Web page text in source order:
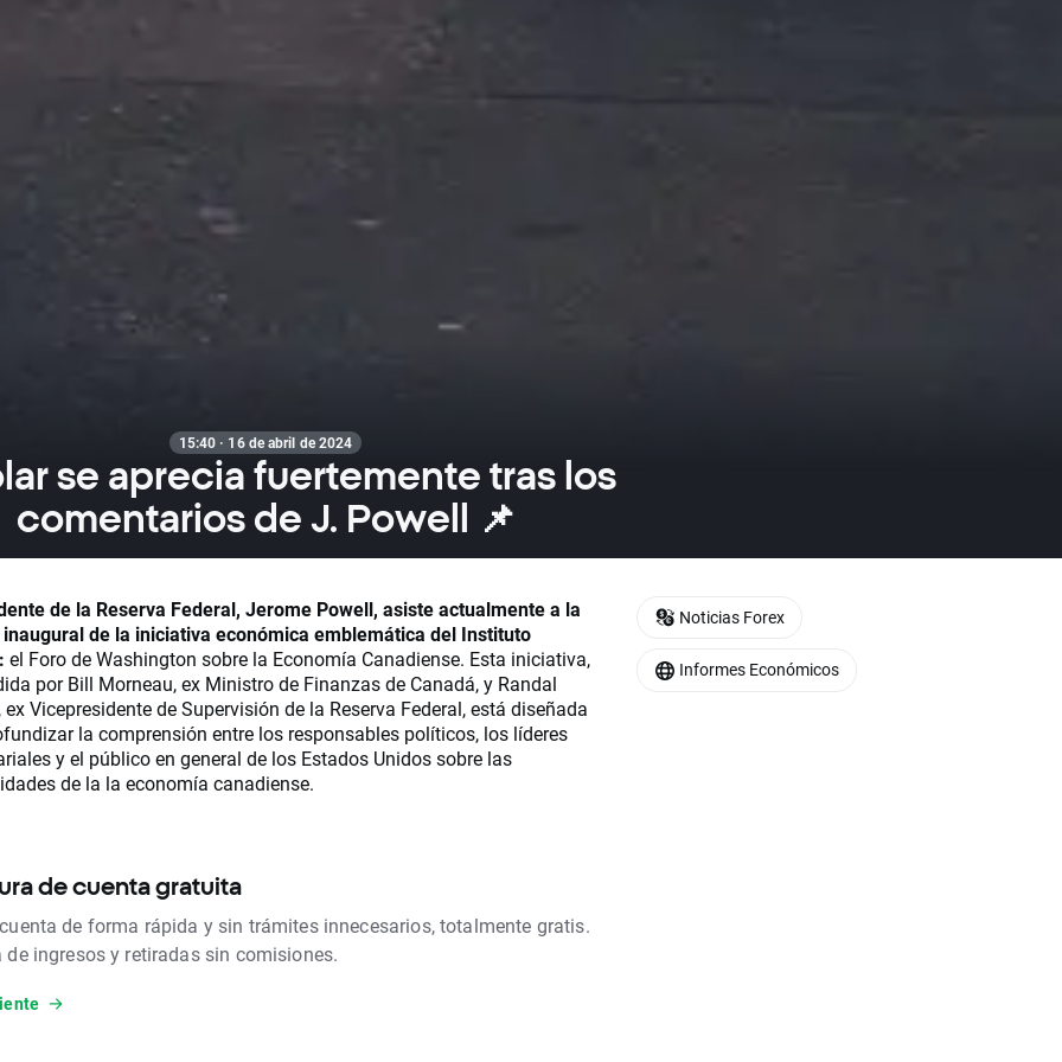
15:40 · 16 de abril de 2024
se aprecia fuertemente tras los
comentarios de J. Powell 📌
de la Reserva Federal, Jerome Powell, asiste actualmente a la
de la iniciativa económica emblemática del Instituto
el Foro de Washington sobre la Economía Canadiense. Esta iniciativa,
por Bill Morneau, ex Ministro de Finanzas de Canadá, y Randal
ex Vicepresidente de Supervisión de la Reserva Federal, está diseñada
la comprensión entre los responsables políticos, los líderes
y el público en general de los Estados Unidos sobre las
de la la economía canadiense.
de cuenta gratuita
de forma rápida y sin trámites innecesarios, totalmente gratis.
ingresos y retiradas sin comisiones.
Noticias Forex
Informes Económicos